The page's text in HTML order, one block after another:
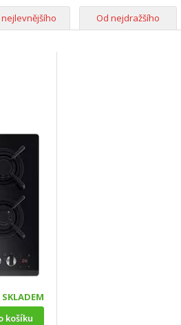
Od nejdražšího
SKLADEM
košíku